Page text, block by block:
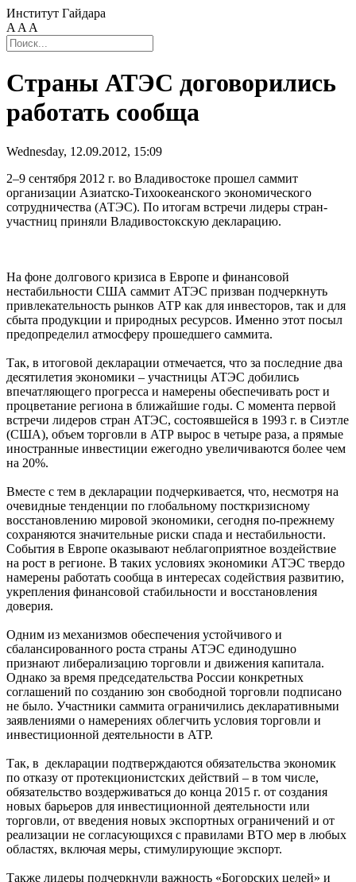
Институт Гайдара
A A A
Страны АТЭС договорились
работать сообща
Wednesday, 12.09.2012, 15:09
2–9 сентября 2012 г. во Владивостоке прошел саммит
организации Азиатско-Тихоокеанского экономического
сотрудничества (АТЭС). По итогам встречи лидеры стран-
участниц приняли Владивостокскую декларацию.
На фоне долгового кризиса в Европе и финансовой
нестабильности США саммит АТЭС призван подчеркнуть
привлекательность рынков АТР как для инвесторов, так и для
сбыта продукции и природных ресурсов. Именно этот посыл
предопределил атмосферу прошедшего саммита.
Так, в итоговой декларации отмечается, что за последние два
десятилетия экономики – участницы АТЭС добились
впечатляющего прогресса и намерены обеспечивать рост и
процветание региона в ближайшие годы. С момента первой
встречи лидеров стран АТЭС, состоявшейся в 1993 г. в Сиэтле
(США), объем торговли в АТР вырос в четыре раза, а прямые
иностранные инвестиции ежегодно увеличиваются более чем
на 20%.
Вместе с тем в декларации подчеркивается, что, несмотря на
очевидные тенденции по глобальному посткризисному
восстановлению мировой экономики, сегодня по-прежнему
сохраняются значительные риски спада и нестабильности.
События в Европе оказывают неблагоприятное воздействие
на рост в регионе. В таких условиях экономики АТЭС твердо
намерены работать сообща в интересах содействия развитию,
укрепления финансовой стабильности и восстановления
доверия.
Одним из механизмов обеспечения устойчивого и
сбалансированного роста страны АТЭС единодушно
признают либерализацию торговли и движения капитала.
Однако за время председательства России конкретных
соглашений по созданию зон свободной торговли подписано
не было. Участники саммита ограничились декларативными
заявлениями о намерениях облегчить условия торговли и
инвестиционной деятельности в АТР.
Так, в декларации подтверждаются обязательства экономик
по отказу от протекционистских действий – в том числе,
обязательство воздерживаться до конца 2015 г. от создания
новых барьеров для инвестиционной деятельности или
торговли, от введения новых экспортных ограничений и от
реализации не согласующихся с правилами ВТО мер в любых
областях, включая меры, стимулирующие экспорт.
Также лидеры подчеркнули важность «Богорских целей» и